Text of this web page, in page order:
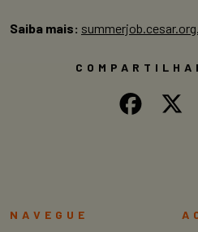
Saiba mais:
NAVEGUE